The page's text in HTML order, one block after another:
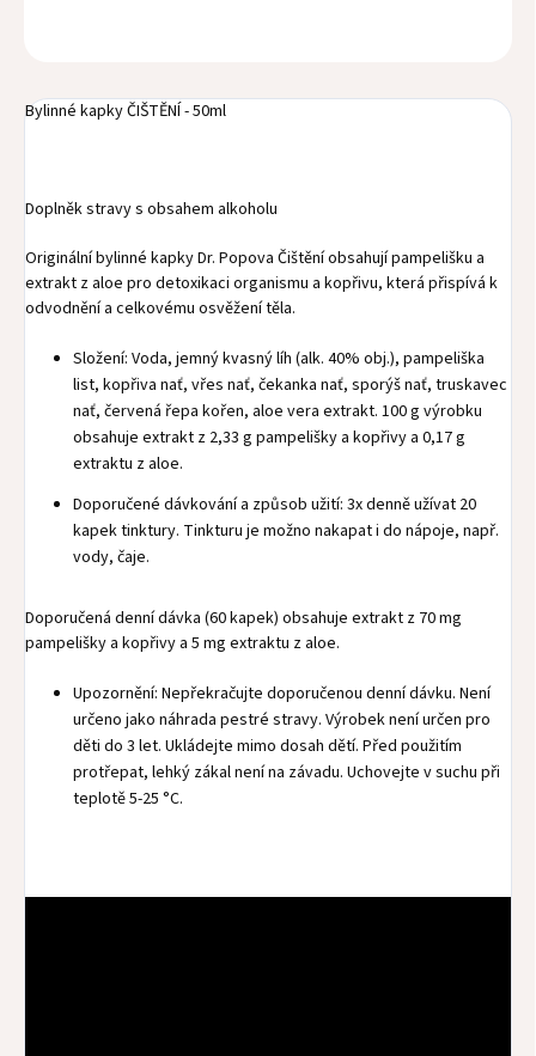
Bylinné kapky ČIŠTĚNÍ - 50ml
Doplněk stravy s obsahem alkoholu
Originální bylinné kapky Dr. Popova Čištění obsahují pampelišku a
extrakt z aloe pro detoxikaci organismu a kopřivu, která přispívá k
odvodnění a celkovému osvěžení těla.
Složení: Voda, jemný kvasný líh (alk. 40% obj.), pampeliška
list, kopřiva nať, vřes nať, čekanka nať, sporýš nať, truskavec
nať, červená řepa kořen, aloe vera extrakt. 100 g výrobku
obsahuje extrakt z 2,33 g pampelišky a kopřivy a 0,17 g
extraktu z aloe.
Doporučené dávkování a způsob užití: 3x denně užívat 20
kapek tinktury. Tinkturu je možno nakapat i do nápoje, např.
vody, čaje.
Doporučená denní dávka (60 kapek) obsahuje extrakt z 70 mg
pampelišky a kopřivy a 5 mg extraktu z aloe.
Upozornění: Nepřekračujte doporučenou denní dávku. Není
určeno jako náhrada pestré stravy. Výrobek není určen pro
děti do 3 let. Ukládejte mimo dosah dětí. Před použitím
protřepat, lehký zákal není na závadu. Uchovejte v suchu při
teplotě 5-25 °C.